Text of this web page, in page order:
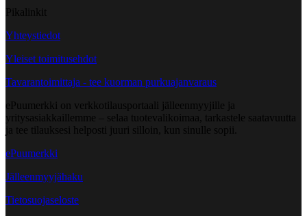
Pikalinkit
Yhteystiedot
Yleiset toimitusehdot
Tavarantoimittaja - tee kuorman purkuajanvaraus
ePuumerkki on verkkotilausportaali jälleenmyyjille ja
yritysasiakkaillemme – selaa tuotevalikoimaa, tarkastele saatavuutta
ja tee tilauksesi helposti juuri silloin, kun sinulle sopii.
ePuumerkki
Jälleenmyyjähaku
Tietosuojaseloste